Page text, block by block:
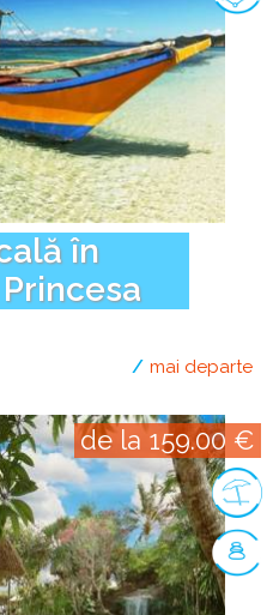
în
mai departe
de la 159.00 €